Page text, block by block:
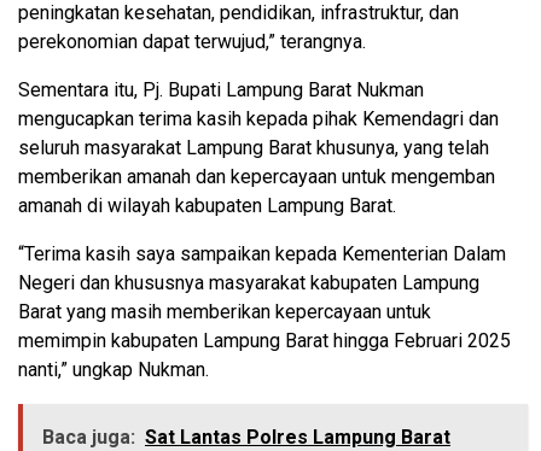
peningkatan kesehatan, pendidikan, infrastruktur, dan
perekonomian dapat terwujud,” terangnya.
Sementara itu, Pj. Bupati Lampung Barat Nukman
mengucapkan terima kasih kepada pihak Kemendagri dan
seluruh masyarakat Lampung Barat khusunya, yang telah
memberikan amanah dan kepercayaan untuk mengemban
amanah di wilayah kabupaten Lampung Barat.
“Terima kasih saya sampaikan kepada Kementerian Dalam
Negeri dan khususnya masyarakat kabupaten Lampung
Barat yang masih memberikan kepercayaan untuk
memimpin kabupaten Lampung Barat hingga Februari 2025
nanti,” ungkap Nukman.
Baca juga: Sat Lantas Polres Lampung Barat